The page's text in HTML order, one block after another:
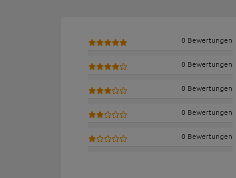
0 Bewertungen
0 Bewertungen
0 Bewertungen
0 Bewertungen
0 Bewertungen